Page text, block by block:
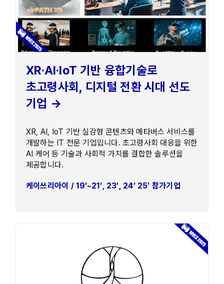
XR·AI·IoT 기반 융합기술로
초고령사회, 디지털 전환 시대 선도
기업 →
XR, AI, IoT 기반 실감형 콘텐츠와 메타버스 서비스를
개발하는 IT 전문 기업입니다. 초고령사회 대응을 위한
AI 케어 등 기술과 사회적 가치를 결합한 솔루션을
제공합니다.
케이쓰리아이 / 19’~21′, 23′, 24′ 25′ 참가기업